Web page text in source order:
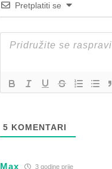
Pretplatiti se
5 KOMENTARI
Max 3 godine prije